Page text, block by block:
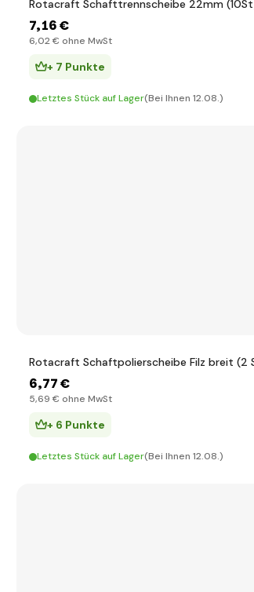
Rotacraft Schafttrennscheibe 22mm
7,16 €
6,02 € ohne MwSt
+ 7 Punkte
Letztes Stück auf Lager(Bei Ihnen 12.08.)
Rotacraft Schaftpolierscheibe Filz breit (2
6,77 €
5,69 € ohne MwSt
+ 6 Punkte
Letztes Stück auf Lager(Bei Ihnen 12.08.)